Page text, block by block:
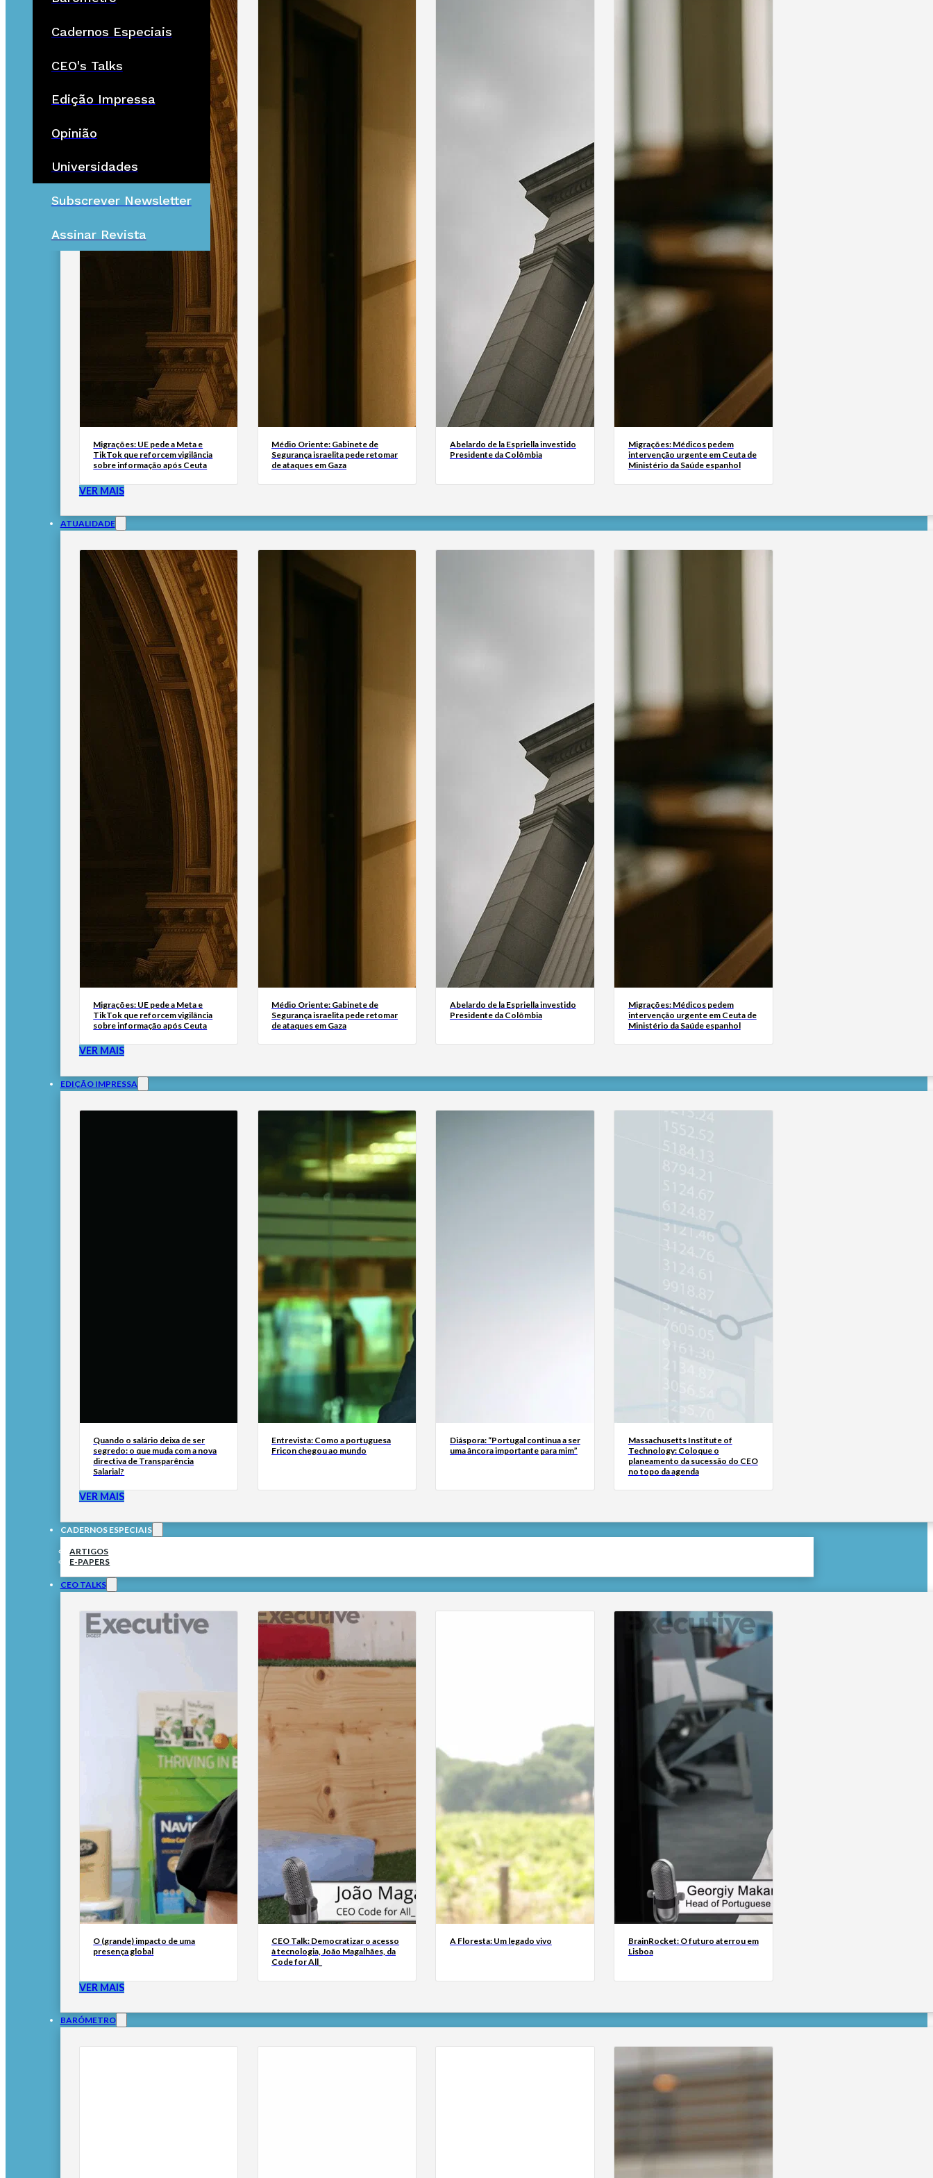
Cadernos Especiais
CEO's Talks
Edição Impressa
Opinião
Universidades
Subscrever Newsletter
Assinar Revista
Migrações: UE pede a Meta e
TikTok que reforcem vigilância
sobre informação após Ceuta
Médio Oriente: Gabinete de
Segurança israelita pede retomar
de ataques em Gaza
Abelardo de la Espriella investido
Presidente da Colômbia
Migrações: Médicos pedem
intervenção urgente em Ceuta de
Ministério da Saúde espanhol
VER MAIS
ATUALIDADE
Migrações: UE pede a Meta e
TikTok que reforcem vigilância
sobre informação após Ceuta
Médio Oriente: Gabinete de
Segurança israelita pede retomar
de ataques em Gaza
Abelardo de la Espriella investido
Presidente da Colômbia
Migrações: Médicos pedem
intervenção urgente em Ceuta de
Ministério da Saúde espanhol
VER MAIS
EDIÇÃO IMPRESSA
Quando o salário deixa de ser
segredo: o que muda com a nova
directiva de Transparência
Salarial?
Entrevista: Como a portuguesa
Fricon chegou ao mundo
Diáspora: “Portugal continua a ser
uma âncora importante para mim”
Massachusetts Institute of
Technology: Coloque o
planeamento da sucessão do CEO
no topo da agenda
VER MAIS
CADERNOS ESPECIAIS
ARTIGOS
E-PAPERS
CEO TALKS
O (grande) impacto de uma
presença global
CEO Talk: Democratizar o acesso
à tecnologia, João Magalhães, da
Code for All_
A Floresta: Um legado vivo
BrainRocket: O futuro aterrou em
Lisboa
VER MAIS
BARÓMETRO